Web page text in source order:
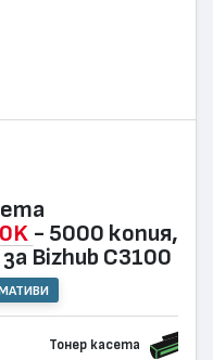
- 5000 копия,
Bizhub C3100
Тонер касета